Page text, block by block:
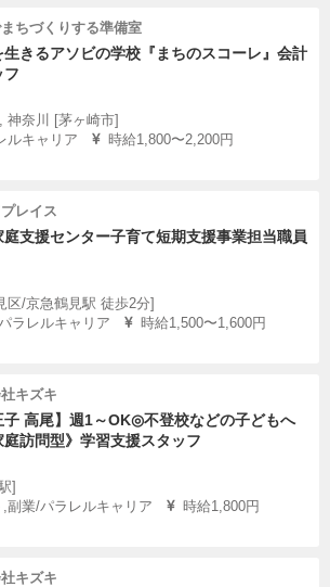
ちづくりする準備室
生きるアソビの学校『まちのスコーレ』会計
フ
神奈川 [茅ヶ崎市]
ルキャリア
時給1,800〜2,200円
レイス
庭支援センター子育て短期支援事業担当職員
区/京急鶴見駅 徒歩2分]
ラレルキャリア
時給1,500〜1,600円
キズキ
子 高尾】週1～OK◎不登校などの子どもへ
庭訪問型》学習支援スタッフ
]
副業/パラレルキャリア
時給1,800円
キズキ